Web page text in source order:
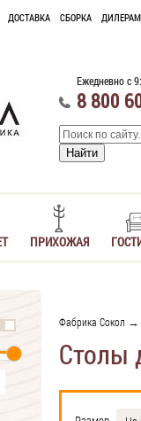
ДОСТАВКА СБОРКА ДИЛЕРАМ
Ежедневно с
8 800
ПРИХОЖАЯ
Фабрика Сокол →
Столы